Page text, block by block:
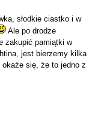
słodkie ciastko i w
Ale po drodze
zakupić pamiątki w
jest bierzemy kilka
się, że to jedno z